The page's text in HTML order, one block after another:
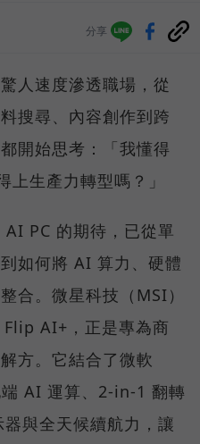
分享
人速度滲透職場，從
搜尋、內容創作到跨
開始思考：「我懂得
生產力轉型嗎？」
PC 的期待，已從單
如何將 AI 算力、硬體
合。微星科技（MSI）
AI+，正是專為商
方。它結合了微軟
AI 運算、2-in-1 翻轉
與全天候續航力，讓